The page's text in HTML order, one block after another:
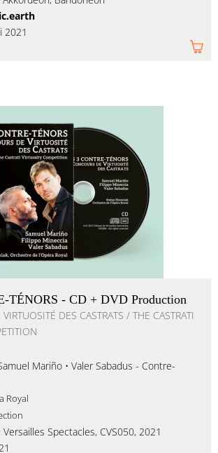
2021
TÉNORS - CD + DVD Production
DES CASTRATS / THE CASTRATI
Mariño • Valer Sabadus - Contre-
Royal
Spectacles, CVS050, 2021